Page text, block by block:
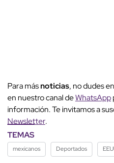
Para másnoticias, no dudes
en nuestro canal deWhatsApp
información. Te invitamos a
Newsletter.
TEMAS
mexicanos Deportados